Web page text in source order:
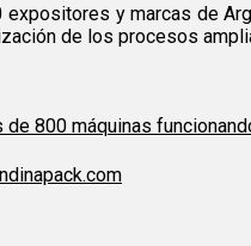
y marcas de
de los procesos
de 800 máquinas